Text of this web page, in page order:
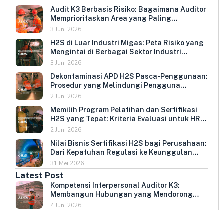
Audit K3 Berbasis Risiko: Bagaimana Auditor
Memprioritaskan Area yang Paling
Menentukan Kepatuhan Perusahaan
3 Juni 2026
H2S di Luar Industri Migas: Peta Risiko yang
Mengintai di Berbagai Sektor Industri
Indonesia
3 Juni 2026
Dekontaminasi APD H2S Pasca-Penggunaan:
Prosedur yang Melindungi Pengguna
Berikutnya dan Memperpanjang Umur
2 Juni 2026
Memilih Program Pelatihan dan Sertifikasi
H2S yang Tepat: Kriteria Evaluasi untuk HR
dan HSE Manager
2 Juni 2026
Nilai Bisnis Sertifikasi H2S bagi Perusahaan:
Dari Kepatuhan Regulasi ke Keunggulan
Kompetitif
31 Mei 2026
Latest Post
Kompetensi Interpersonal Auditor K3:
Membangun Hubungan yang Mendorong
Keterbukaan dan Kepatuhan Sukarela
4 Juni 2026